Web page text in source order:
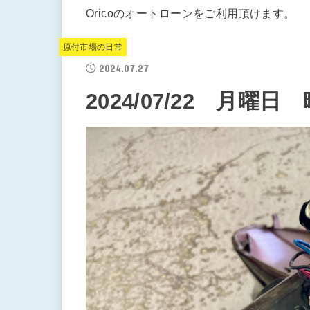
Oricoのオートローンをご利用頂けます。
原付市場の日常
2024.07.27
2024/07/22 月曜日